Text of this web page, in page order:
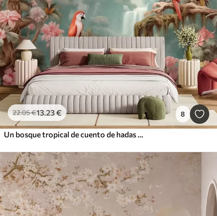
22.05€13.23€ 8
Un bosque tropical de cuento de hadas con loros, árboles en flor con flores rosas y una cascada.